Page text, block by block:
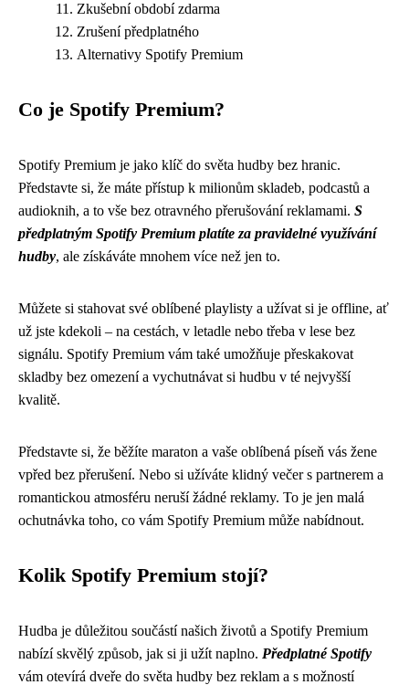
Zkušební období zdarma
Zrušení předplatného
Alternativy Spotify Premium
Co je Spotify Premium?
Spotify Premium je jako klíč do světa hudby bez hranic.
Představte si, že máte přístup k milionům skladeb, podcastů a
audioknih, a to vše bez otravného přerušování reklamami. S
předplatným Spotify Premium platíte za pravidelné využívání
hudby, ale získáváte mnohem více než jen to.
Můžete si stahovat své oblíbené playlisty a užívat si je offline, ať
už jste kdekoli – na cestách, v letadle nebo třeba v lese bez
signálu. Spotify Premium vám také umožňuje přeskakovat
skladby bez omezení a vychutnávat si hudbu v té nejvyšší
kvalitě.
Představte si, že běžíte maraton a vaše oblíbená píseň vás žene
vpřed bez přerušení. Nebo si užíváte klidný večer s partnerem a
romantickou atmosféru neruší žádné reklamy. To je jen malá
ochutnávka toho, co vám Spotify Premium může nabídnout.
Kolik Spotify Premium stojí?
Hudba je důležitou součástí našich životů a Spotify Premium
nabízí skvělý způsob, jak si ji užít naplno. Předplatné Spotify
vám otevírá dveře do světa hudby bez reklam a s možností